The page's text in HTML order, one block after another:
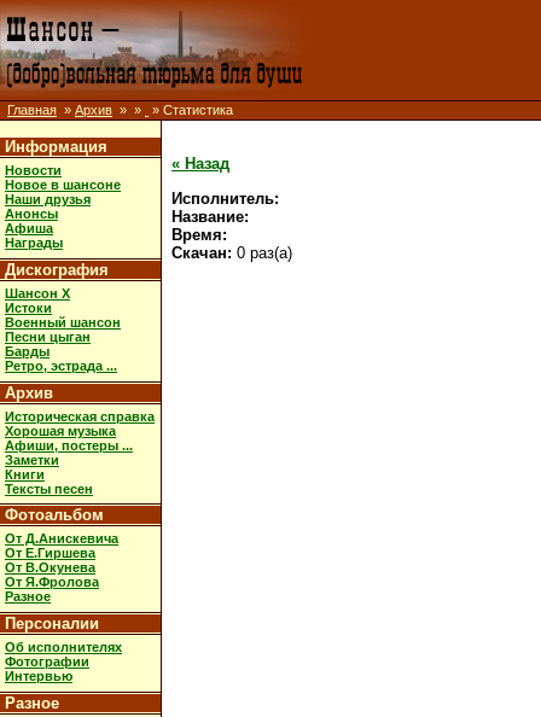
Главная » Архив » » » Статистика
Информация
Новости
Новое в шансоне
Наши друзья
Анонсы
Афиша
Награды
Дискография
Шансон X
Истоки
Военный шансон
Песни цыган
Барды
Ретро, эстрада ...
Архив
Историческая справка
Хорошая музыка
Афиши, постеры ...
Заметки
Книги
Тексты песен
Фотоальбом
От Д.Анискевича
От Е.Гиршева
От В.Окунева
От Я.Фролова
Разное
Персоналии
Об исполнителях
Фотографии
Интервью
Разное
« Назад
Исполнитель:
Название:
Время:
Скачан: 0 раз(а)